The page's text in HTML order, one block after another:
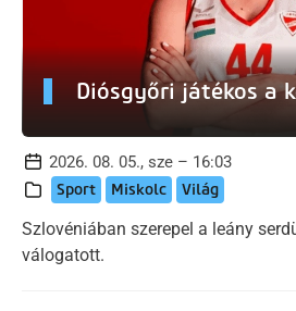
Diósgyőri játékos a
2026. 08. 05., sze – 16:03
Sport Miskolc Világ
Szlovéniában szerepel a leány
válogatott.